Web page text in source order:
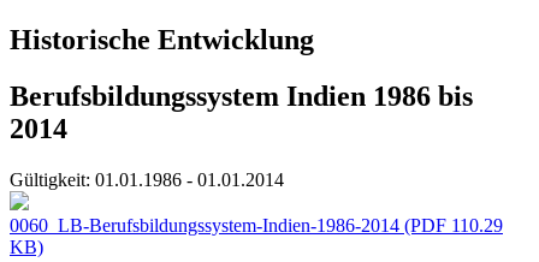
Historische Entwicklung
Berufsbildungssystem Indien 1986 bis
2014
Gültigkeit: 01.01.1986 - 01.01.2014
0060_LB-Berufsbildungssystem-Indien-1986-2014 (PDF 110.29
KB)